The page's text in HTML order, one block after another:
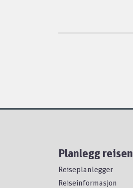
Planlegg reisen
Reiseplanlegger
Reiseinformasjon